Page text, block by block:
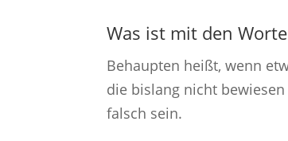
Was ist mit den
Behaupten heißt, wenn
die bislang nicht
falsch sein.